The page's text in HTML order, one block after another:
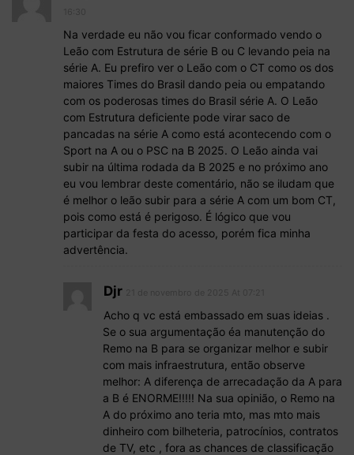
Na verdade eu não vou ficar conformado vendo o
Leão com Estrutura de série B ou C levando peia na
série A. Eu prefiro ver o Leão com o CT como os dos
maiores Times do Brasil dando peia ou empatando
com os poderosas times do Brasil série A. O Leão
com Estrutura deficiente pode virar saco de
pancadas na série A como está acontecendo com o
Sport na A ou o PSC na B 2025. O Leão ainda vai
subir na última rodada da B 2025 e no próximo ano
eu vou lembrar deste comentário, não se iludam que
é melhor o leão subir para a série A com um bom CT,
pois como está é perigoso. É lógico que vou
participar da festa do acesso, porém fica minha
advertência.
Djr
Acho q vc está embassado em suas ideias .
Se o sua argumentação éa manutenção do
Remo na B para se organizar melhor e subir
com mais infraestrutura, então observe
melhor: A diferença de arrecadação da A para
a B é ENORME!!!!! Na sua opinião, o Remo na
A do próximo ano teria mto, mas mto mais
dinheiro com bilheteria, patrocínios, contratos
de TV, etc , fora as chances de classificação